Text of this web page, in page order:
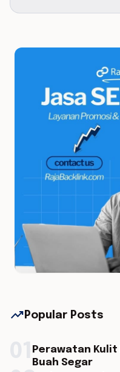
trending_up Popular Posts
Perawatan Kulit
Buah Segar